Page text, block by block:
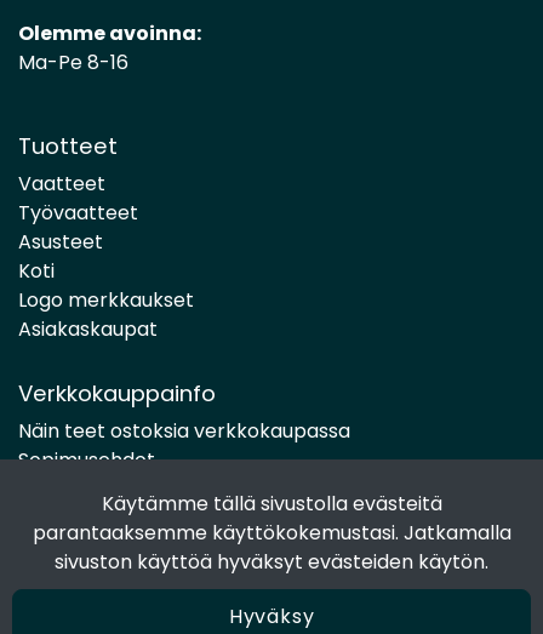
Käytämme tällä sivustolla evästeitä
parantaaksemme käyttökokemustasi. Jatkamalla
sivuston käyttöä hyväksyt evästeiden käytön.
Hyväksy
Olemme avoinna:
Ma-Pe 8-16
Tuotteet
Vaatteet
Työvaatteet
Asusteet
Koti
Logo merkkaukset
Asiakaskaupat
Verkkokauppainfo
Näin teet ostoksia verkkokaupassa
Sopimusehdot
Toimitustavat
Maksutavat
Tietosuojaseloste